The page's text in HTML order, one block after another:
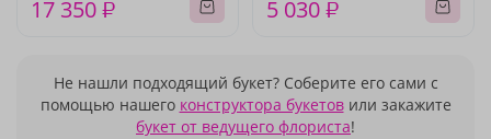
17 350 ₽ 5 030 ₽
Не нашли подходящий букет? Соберите его сами с
помощью нашего конструктора букетовили закажите
букет от ведущего флориста!